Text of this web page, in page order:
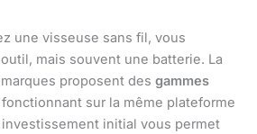
une visseuse sans fil, vous
outil, mais souvent une batterie. La
proposent des gammes
fonctionnant sur la même plateforme
initial vous permet